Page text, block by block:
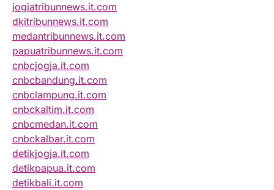
jogjatribunnews.it.com
dkitribunnews.it.com
medantribunnews.it.com
papuatribunnews.it.com
cnbcjogja.it.com
cnbcbandung.it.com
cnbclampung.it.com
cnbckaltim.it.com
cnbcmedan.it.com
cnbckalbar.it.com
detikjogja.it.com
detikpapua.it.com
detikbali.it.com